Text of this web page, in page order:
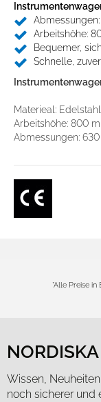
Zustimmung
Wir verwenden
personalisieren,
analysieren.
soziale Medien,
Partner führen
Arbeitshöhe:
Bequemer,
Schnelle,
Materieal: Edelstahl
Arbeitshöhe: 800
Abmessungen:
*Alle Preise
Wissen,
noch sicherer und